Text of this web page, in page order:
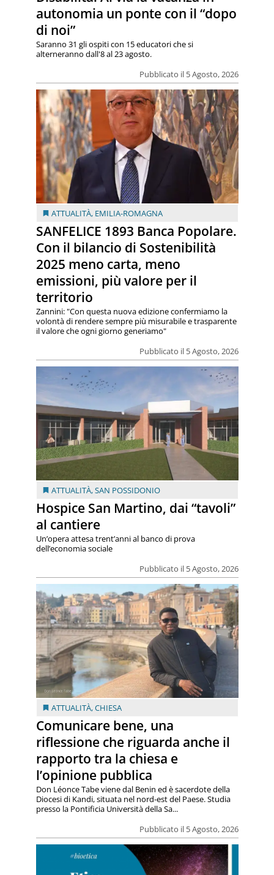
autonomia un ponte con il “dopo
di noi”
Pubblicato il 5 Agosto, 2026
Saranno 31 gli ospiti con 15 educatori che si
alterneranno dall'8 al 23 agosto.
ATTUALITÀ, EMILIA-ROMAGNA
SANFELICE 1893 Banca Popolare.
Con il bilancio di Sostenibilità
2025 meno carta, meno
emissioni, più valore per il
territorio
Pubblicato il 5 Agosto, 2026
Zannini: "Con questa nuova edizione confermiamo la
volontà di rendere sempre più misurabile e trasparente
il valore che ogni giorno generiamo"
ATTUALITÀ,SAN POSSIDONIO
Hospice San Martino, dai “tavoli”
al cantiere
Pubblicato il 5 Agosto, 2026
Un’opera attesa trent’anni al banco di prova
dell’economia sociale
ATTUALITÀ,CHIESA
Comunicare bene, una
riflessione che riguarda anche il
rapporto tra la chiesa e
l’opinione pubblica
Pubblicato il 5 Agosto, 2026
Don Léonce Tabe viene dal Benin ed è sacerdote della
Diocesi di Kandi, situata nel nord-est del Paese. Studia
presso la Pontificia Università della Sa...